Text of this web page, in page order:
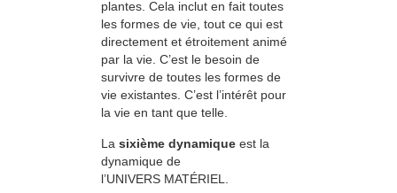
plantes. Cela inclut en fait toutes
les formes de vie, tout ce qui est
directement et étroitement animé
par la vie. C’est le besoin de
survivre de toutes les formes de
vie existantes. C’est l’intérêt pour
la vie en tant que telle.
La sixième dynamique est la
dynamique de
l’UNIVERS MATÉRIEL.